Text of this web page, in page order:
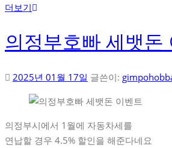
더보기
의정부호빠 세뱃돈
2025년 01월 17일 글쓴이:
의정부시에서 1월에 자동차세를
연납할 경우 4.5% 할인을 해준다네요